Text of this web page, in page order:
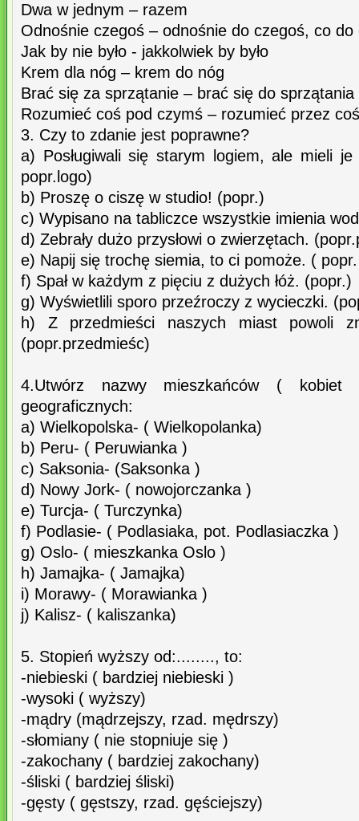
Dwa w jednym – razem
Odnośnie czegoś – odnośnie do czegoś, co do
Jak by nie było - jakkolwiek by było
Krem dla nóg – krem do nóg
Brać się za sprzątanie – brać się do sprzątania
Rozumieć coś pod czymś – rozumieć przez coś
3. Czy to zdanie jest poprawne?
a) Posługiwali się starym logiem, ale mieli
popr.logo)
b) Proszę o ciszę w studio! (popr.)
c) Wypisano na tabliczce wszystkie imienia
d) Zebrały dużo przysłowi o zwierzętach.
e) Napij się trochę siemia, to ci pomoże. (
f) Spał w każdym z pięciu z dużych łóż. (popr.)
g) Wyświetlili sporo przeźroczy z wycieczki.
h) Z przedmieści naszych miast powoli
(popr.przedmieśc)
4.Utwórz nazwy mieszkańców (
geograficznych:
a) Wielkopolska- ( Wielkopolanka)
b) Peru- ( Peruwianka )
c) Saksonia- (Saksonka )
d) Nowy Jork- ( nowojorczanka )
e) Turcja- ( Turczynka)
f) Podlasie- ( Podlasiaka, pot. Podlasiaczka )
g) Oslo- ( mieszkanka Oslo )
h) Jamajka- ( Jamajka)
i) Morawy- ( Morawianka )
j) Kalisz- ( kaliszanka)
5. Stopień wyższy od:........, to:
-niebieski ( bardziej niebieski )
-wysoki ( wyższy)
-mądry (mądrzejszy, rzad. mędrszy)
-słomiany ( nie stopniuje się )
-zakochany ( bardziej zakochany)
-śliski ( bardziej śliski)
-gęsty ( gęstszy, rzad. gęściejszy)